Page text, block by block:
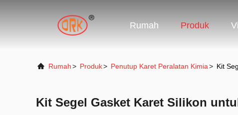
Rumah Produk
Rumah> Produk> Penutup Karet Peralatan Kimia> Kit
Kit Segel Gasket Karet Silikon